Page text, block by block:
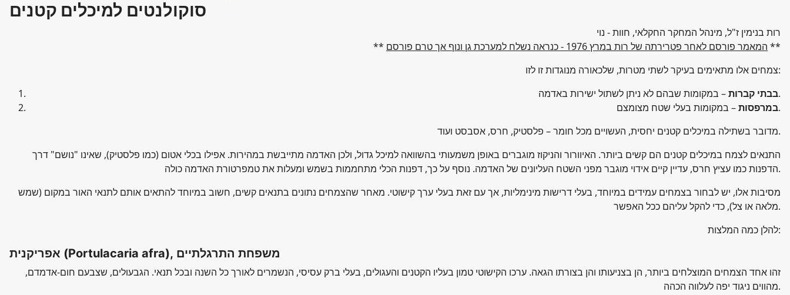
סוקולנטים למיכלים קטנים
רות בנימין ז"ל, מינהל המחקר החקלאי, חוות - נוי
**
המאמר פורסם לאחר פטרירתה של רות במרץ 1976 - כנראה נשלח למערכת גן ונוף אך טרם פורסם **
צמחים אלו מתאימים בעיקר לשתי מטרות, שלכאורה מנוגדות זו לזו:
בבתי קברות– במקומות שבהם לא ניתן לשתול ישירות באדמה.
במרפסות– במקומות בעלי שטח מצומצם.
מדובר בשתילה במיכלים קטנים יחסית, העשויים מכל חומר – פלסטיק, חרס, אסבסט ועוד.
התנאים לצמח במיכלים קטנים הם קשים ביותר. האיוורור והניקוז מוגברים באופן משמעותי בהשוואה למיכל גדול, ולכן האדמה מתייבשת במהירות. אפילו בכלי אטום (כמו פלסטיק), שאינו "נושם" דרך
הדפנות כמו עציץ חרס, עדיין קיים אידוי מוגבר מפני השטח העליונים של האדמה. נוסף על כך, דפנות הכלי מתחממות בשמש ומעלות את טמפרטורת האדמה כולה.
מסיבות אלו, יש לבחור בצמחים עמידים במיוחד, בעלי דרישות מינימליות, אך עם זאת בעלי ערך קישוטי. מאחר שהצמחים נתונים בתנאים קשים, חשוב במיוחד להתאים אותם לתנאי האור במקום (שמש
מלאה או צל), כדי להקל עליהם ככל האפשר.
להלן כמה המלצות:
אפריקנית (Portulacaria afra), משפחת התרגלתיים
זהו אחד הצמחים המוצלחים ביותר, הן בצניעותו והן בצורתו הגאה. ערכו הקישוטי טמון בעליו הקטנים והעגולים, בעלי ברק עסיסי, הנשמרים לאורך כל השנה ובכל תנאי. הגבעולים, שצבעם חום-אדמדם,
מהווים ניגוד יפה לעלווה הכהה.